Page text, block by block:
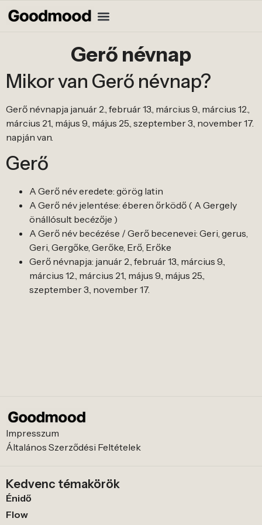
Gerő névnap
Mikor van Gerő névnap?
Gerő névnapja január 2., február 13., március 9., március 12.,
március 21., május 9., május 25., szeptember 3., november 17.
napján van.
Gerő
A Gerő név eredete: görög latin
A Gerő név jelentése: éberen őrködő ( A Gergely
önállósult becézője )
A Gerő név becézése / Gerő becenevei: Geri, gerus,
Geri, Gergőke, Gerőke, Erő, Erőke
Gerő névnapja: január 2., február 13., március 9.,
március 12., március 21., május 9., május 25.,
szeptember 3., november 17.
Impresszum
Általános Szerződési Feltételek
Kedvenc témakörök
Énidő
Flow